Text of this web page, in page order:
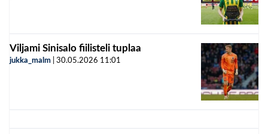
Viljami Sinisalo fiilisteli tuplaa
jukka_malm 30.05.2026 11:01